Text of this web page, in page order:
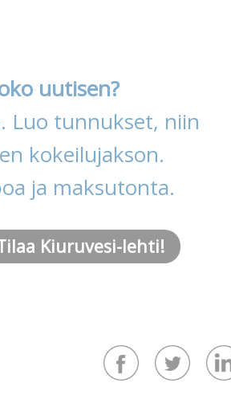
uutisen?
Luo tunnukset, niin
kokeilujakson.
ja maksutonta.
Kiuruvesi-lehti!